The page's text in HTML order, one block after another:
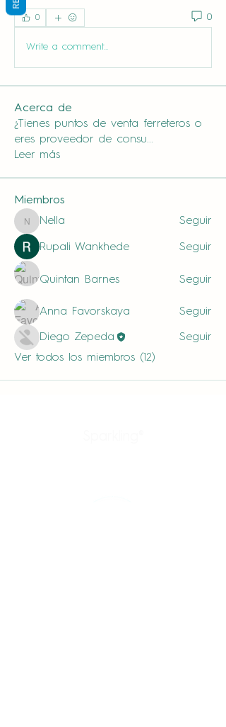
0 0
Write a comment...
Acerca de
¿Tienes puntos de venta ferreteros o
eres proveedor de consu...
Leer más
Miembros
Nella
Nella Seguir
Rupali Wankhede Seguir
Quintan Barnes Seguir
Anna Favorskaya Seguir
Diego Zepeda
Seguir
Ver todos los miembros (12)